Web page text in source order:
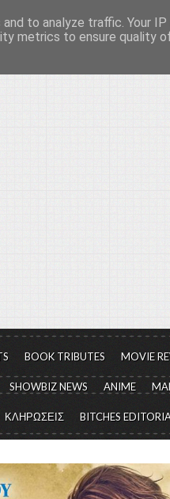
κάθε του μορφή και
BOOK TRIBUTES MOVIE
SHOWBIZ NEWS ANIME
ΚΛΗΡΩΣΕΙΣ BITCHES
to analyze traffic. Your
metrics to ensure quality